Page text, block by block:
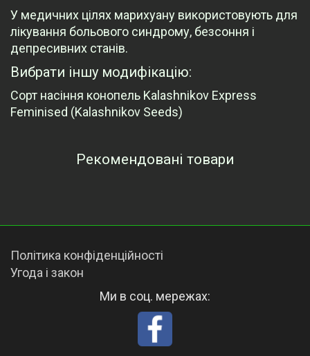
У медичних цілях марихуану використовують для
лікування больового синдрому, безсоння і
депресивних станів.
Вибрати іншу модифікацію:
Сорт насіння конопель Kalashnikov Express
Feminised (Kalashnikov Seeds)
Рекомендовані товари
Політика конфіденційності
Угода і закон
Ми в соц. мережах: